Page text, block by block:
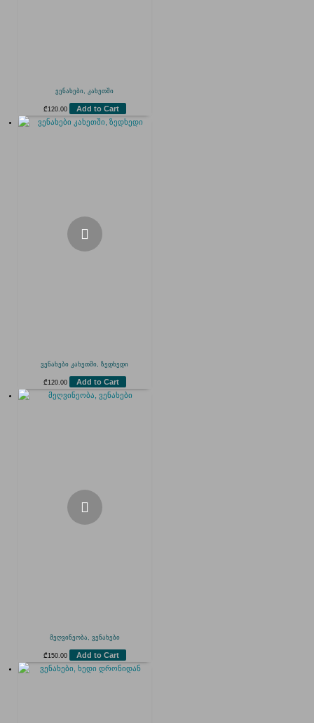
ვენახები, კახეთში
₾120.00 Add to Cart
ვენახები კახეთში, ზედხედი
₾120.00 Add to Cart
მეღვინეობა, ვენახები
₾150.00 Add to Cart